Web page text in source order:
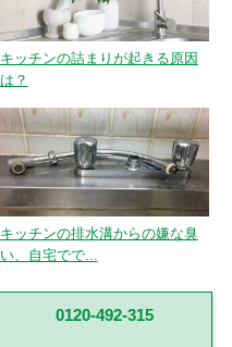
キッチンの詰まりが起きる原因
は？
キッチンの排水溝からの嫌な臭
い、自宅でで...
0120-492-315